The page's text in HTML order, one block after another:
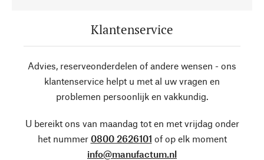
Klantenservice
Advies, reserveonderdelen of andere wensen - ons
klantenservice helpt u met al uw vragen en
problemen persoonlijk en vakkundig.
U bereikt ons van maandag tot en met vrijdag onder
het nummer 0800 2626101 of op elk moment
info@manufactum.nl